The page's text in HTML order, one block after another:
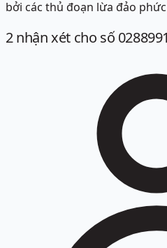
bởi các thủ đoạn lừa đảo
2nhận xét cho số